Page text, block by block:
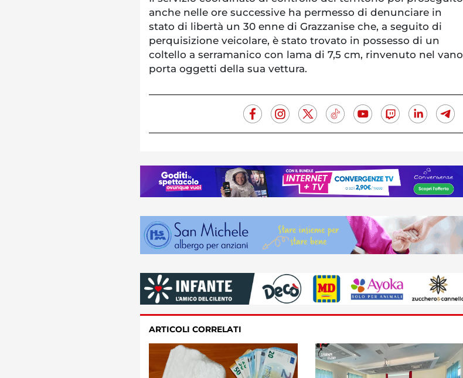
anche nelle ore successive ha permesso di denunciare in
stato di libertà un 30 enne di Grazzanise che, a seguito di
perquisizione veicolare, è stato trovato in possesso di un
coltello a serramanico con lama di 7,5 cm, rinvenuto nel vano
porta oggetti della sua vettura.
ARTICOLI CORRELATI